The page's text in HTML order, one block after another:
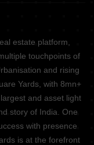
estate platform,
touchpoints of
and rising
Yards, with 8mn+
and asset light
story of India. One
with presence
is at the forefront